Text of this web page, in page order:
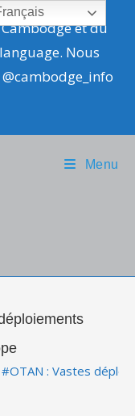
et du
Nous
Menu
: Vastes